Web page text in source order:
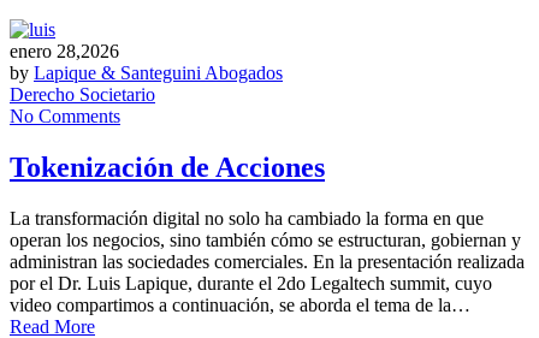
enero 28,2026
by Lapique & Santeguini Abogados
Derecho Societario
No Comments
Tokenización de Acciones
La transformación digital no solo ha cambiado la forma en que
operan los negocios, sino también cómo se estructuran, gobiernan y
administran las sociedades comerciales. En la presentación realizada
por el Dr. Luis Lapique, durante el 2do Legaltech summit, cuyo
video compartimos a continuación, se aborda el tema de la…
Read More